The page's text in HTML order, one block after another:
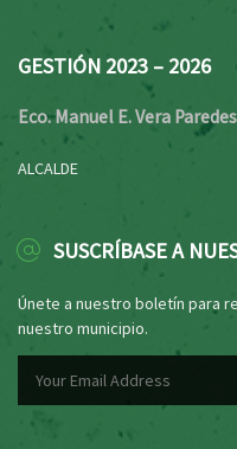
GESTIÓN 2023 – 2026
Eco. Manuel E. Vera Paredes
ALCALDE
SUSCRÍBASE A
Únete a nuestro boletín para
nuestro municipio.